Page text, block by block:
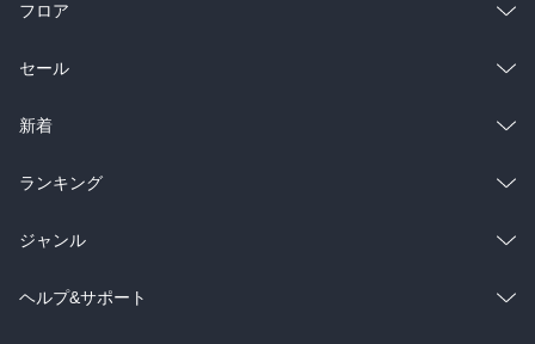
フロア
総合
ラノベ
雑誌・グラビア
BL・TL
セール
総合
ラノベ
雑誌・グラビア
BL・TL
新着
総合
ラノベ
雑誌・グラビア
ランキング
総合
ラノベ
ジャンル
コミック
ヘルプ&サポート